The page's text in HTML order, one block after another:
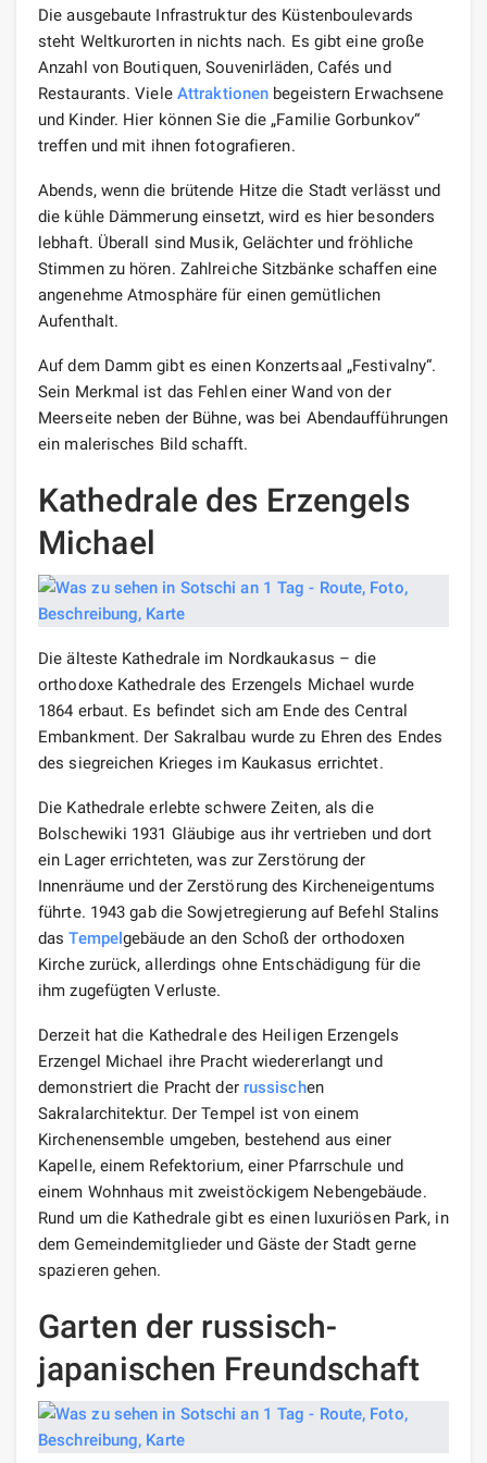
Die ausgebaute Infrastruktur des Küstenboulevards
steht Weltkurorten in nichts nach. Es gibt eine große
Anzahl von Boutiquen, Souvenirläden, Cafés und
Restaurants. Viele Attraktionen begeistern Erwachsene
und Kinder. Hier können Sie die „Familie Gorbunkov“
treffen und mit ihnen fotografieren.
Abends, wenn die brütende Hitze die Stadt verlässt und
die kühle Dämmerung einsetzt, wird es hier besonders
lebhaft. Überall sind Musik, Gelächter und fröhliche
Stimmen zu hören. Zahlreiche Sitzbänke schaffen eine
angenehme Atmosphäre für einen gemütlichen
Aufenthalt.
Auf dem Damm gibt es einen Konzertsaal „Festivalny“.
Sein Merkmal ist das Fehlen einer Wand von der
Meerseite neben der Bühne, was bei Abendaufführungen
ein malerisches Bild schafft.
Kathedrale des Erzengels
Michael
Die älteste Kathedrale im Nordkaukasus – die
orthodoxe Kathedrale des Erzengels Michael wurde
1864 erbaut. Es befindet sich am Ende des Central
Embankment. Der Sakralbau wurde zu Ehren des Endes
des siegreichen Krieges im Kaukasus errichtet.
Die Kathedrale erlebte schwere Zeiten, als die
Bolschewiki 1931 Gläubige aus ihr vertrieben und dort
ein Lager errichteten, was zur Zerstörung der
Innenräume und der Zerstörung des Kircheneigentums
führte. 1943 gab die Sowjetregierung auf Befehl Stalins
dasTempelgebäude an den Schoß der orthodoxen
Kirche zurück, allerdings ohne Entschädigung für die
ihm zugefügten Verluste.
Derzeit hat die Kathedrale des Heiligen Erzengels
Erzengel Michael ihre Pracht wiedererlangt und
demonstriert die Pracht der russischen
Sakralarchitektur. Der Tempel ist von einem
Kirchenensemble umgeben, bestehend aus einer
Kapelle, einem Refektorium, einer Pfarrschule und
einem Wohnhaus mit zweistöckigem Nebengebäude.
Rund um die Kathedrale gibt es einen luxuriösen Park, in
dem Gemeindemitglieder und Gäste der Stadt gerne
spazieren gehen.
Garten der russisch-
japanischen Freundschaft